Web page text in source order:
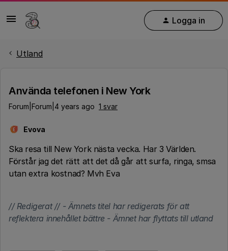
Logga in
Utland
Använda telefonen i New York
Forum|Forum|4 years ago 1 svar
E Evova
Ska resa till New York nästa vecka. Har 3 Världen.
Förstår jag det rätt att det då går att surfa, ringa, smsa
utan extra kostnad? Mvh Eva
// Redigerat // - Ämnets titel har redigerats för att
reflektera innehållet bättre - Ämnet har flyttats till utland